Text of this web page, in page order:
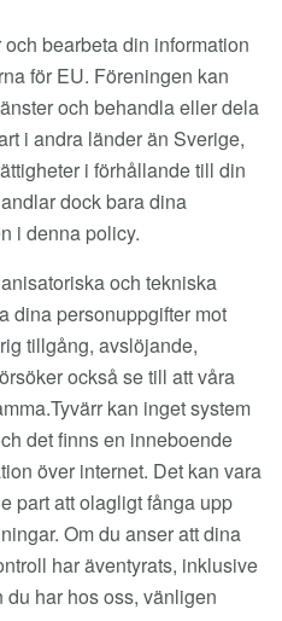
bearbeta din information
för EU. Föreningen kan
och behandla eller dela
i andra länder än Sverige,
i förhållande till din
dock bara dina
i denna policy.
och tekniska
dina personuppgifter mot
tillgång, avslöjande,
också se till att våra
kan inget system
det finns en inneboende
över internet. Det kan vara
part att olagligt fånga upp
Om du anser att dina
har äventyrats, inklusive
har hos oss, vänligen